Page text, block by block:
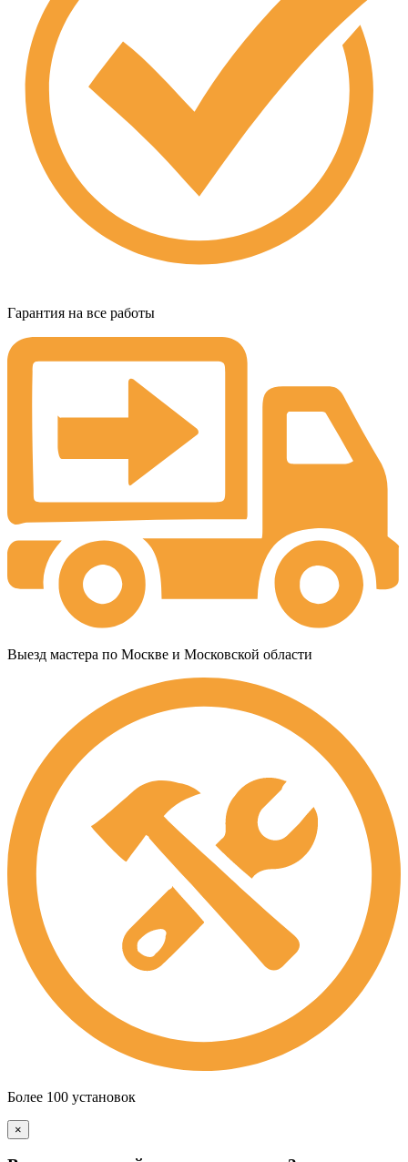
Гарантия на все работы
Выезд мастера по Москве и Московской области
Более 100 установок
×